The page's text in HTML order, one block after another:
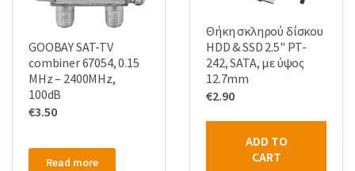
GOOBAY SAT-TV
combiner 67054, 0.15
MHz – 2400MHz,
100dB
€3.50
Read more
Θήκη σκληρού δίσκου
HDD & SSD 2.5" PT-
242, SATA, με ύψος
12.7mm
€2.90
ADD TO
CART